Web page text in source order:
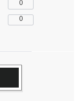
0
0